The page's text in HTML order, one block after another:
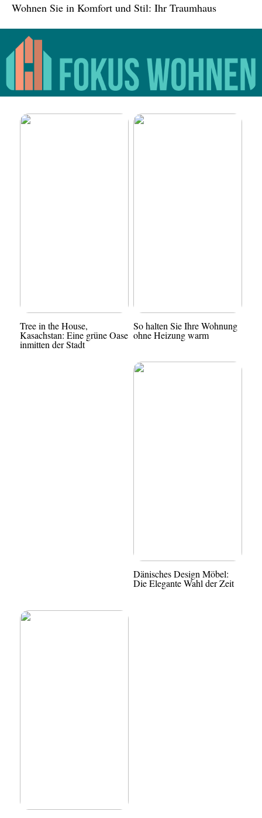
Wohnen Sie in Komfort und Stil: Ihr Traumhaus
Tree in the House,
Kasachstan: Eine grüne Oase
inmitten der Stadt
So halten Sie Ihre Wohnung
ohne Heizung warm
Dänisches Design Möbel:
Die Elegante Wahl der Zeit